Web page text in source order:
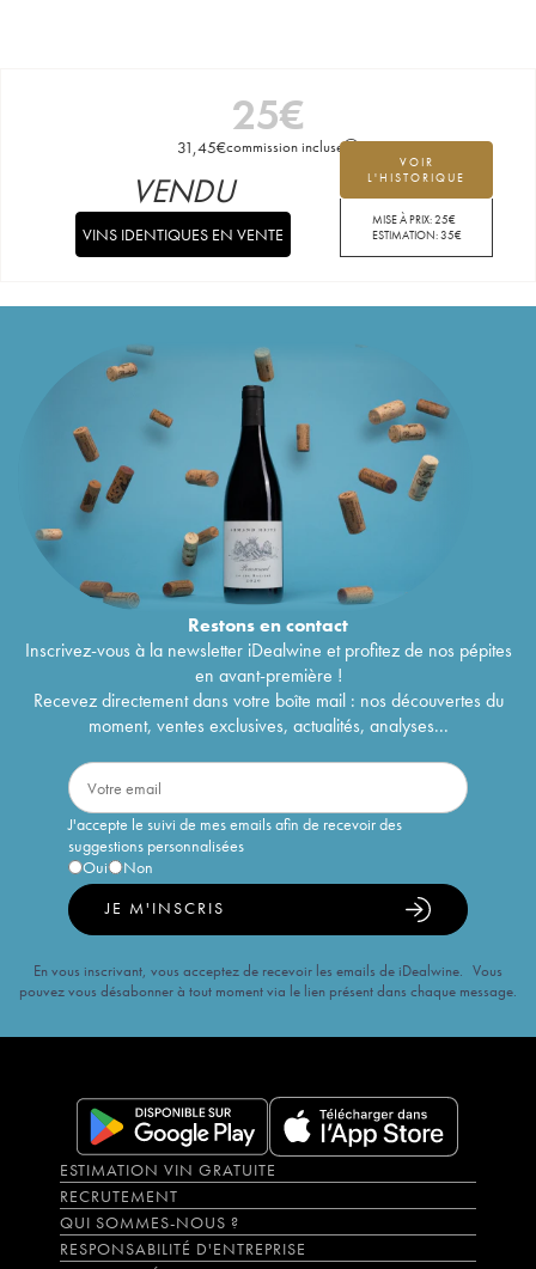
25€
31,45€commission incluse
VOIR
L'HISTORIQUE
MISE À PRIX:25€
ESTIMATION:35€
VENDU
VINS IDENTIQUES EN VENTE
Restons encontact
Inscrivez-vous à la newsletter iDealwine et profitez de nos pépites
en avant-première !
Recevez directement dans votre boîte mail : nos découvertes du
moment, ventes exclusives, actualités, analyses...
J'accepte le suivi de mes emails afin de recevoir des
suggestions personnalisées
Oui
Non
JE M'INSCRIS
En vous inscrivant, vous acceptez de recevoir les emails de iDealwine. Vous
pouvez vous désabonner à tout moment via le lien présent dans chaque message.
ESTIMATION VIN GRATUITE
RECRUTEMENT
QUI SOMMES-NOUS ?
RESPONSABILITÉ D'ENTREPRISE